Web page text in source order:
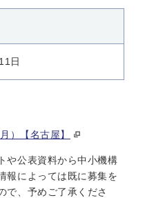
日
）【名古屋】
や公表資料から中小機構
報によっては既に募集を
で、予めご了承くださ